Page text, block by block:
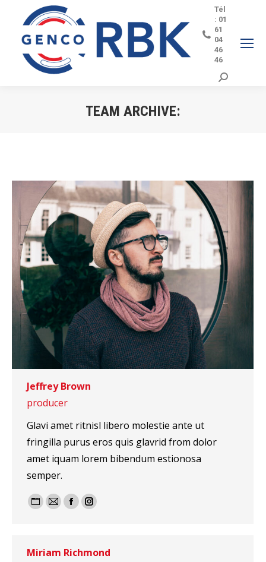
Tél
: 01
61
04
46
46
Search:
TEAM ARCHIVE:
Jeffrey Brown
producer
Glavi amet ritnisl libero molestie ante ut
fringilla purus eros quis glavrid from dolor
amet iquam lorem bibendum estionosa
semper.
Blog
Site
E-
FacebookInstagram
Miriam Richmond